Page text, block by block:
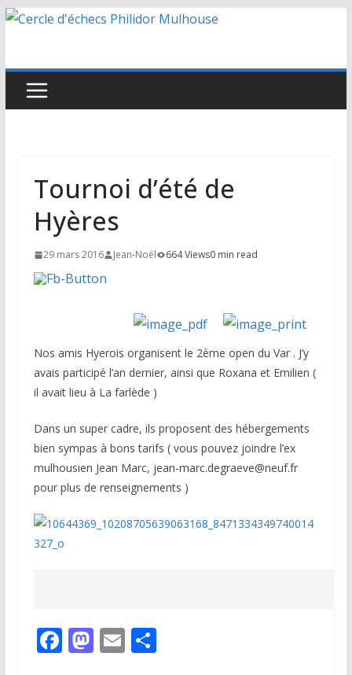
Passer
Tournoi d’été de
Hyères
29 mars 2016 Jean-Noël 664 Views0 min read
Nos amis Hyerois organisent le 2ème open du Var . J’y
avais participé l’an dernier, ainsi que Roxana et Emilien (
il avait lieu à La farlède )
Dans un super cadre, ils proposent des hébergements
bien sympas à bons tarifs ( vous pouvez joindre l’ex
mulhousien Jean Marc, jean-marc.degraeve@neuf.fr
pour plus de renseignements )
F M E P